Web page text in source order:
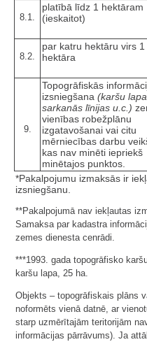
8.1.
platībā līdz 1 hektāram
(ieskaitot)
8.2.
par katru hektāru virs 1
hektāra
9.
Topogrāfiskās
izsniegšana (karšu
sarkanās līnijas u.c.)
vienības robežplānu
izgatavošanai vai citu
mērniecības darbu
kas nav minēti iepriekš
minētajos punktos.
*Pakalpojumu izmaksās ir
izsniegšanu.
**Pakalpojumā nav iekļautas
Samaksa par kadastra
zemes dienesta cenrādi.
***1993. gada topogrāfisko
karšu lapa, 25 ha.
Objekts – topogrāfiskais plāns
noformēts vienā datnē, ar
starp uzmērītajām teritorijām
informācijas pārrāvums). Ja